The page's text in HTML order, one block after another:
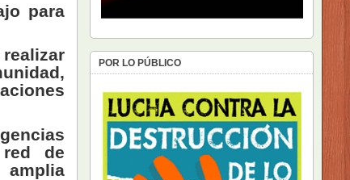
para
de
POR LO PÚBLICO